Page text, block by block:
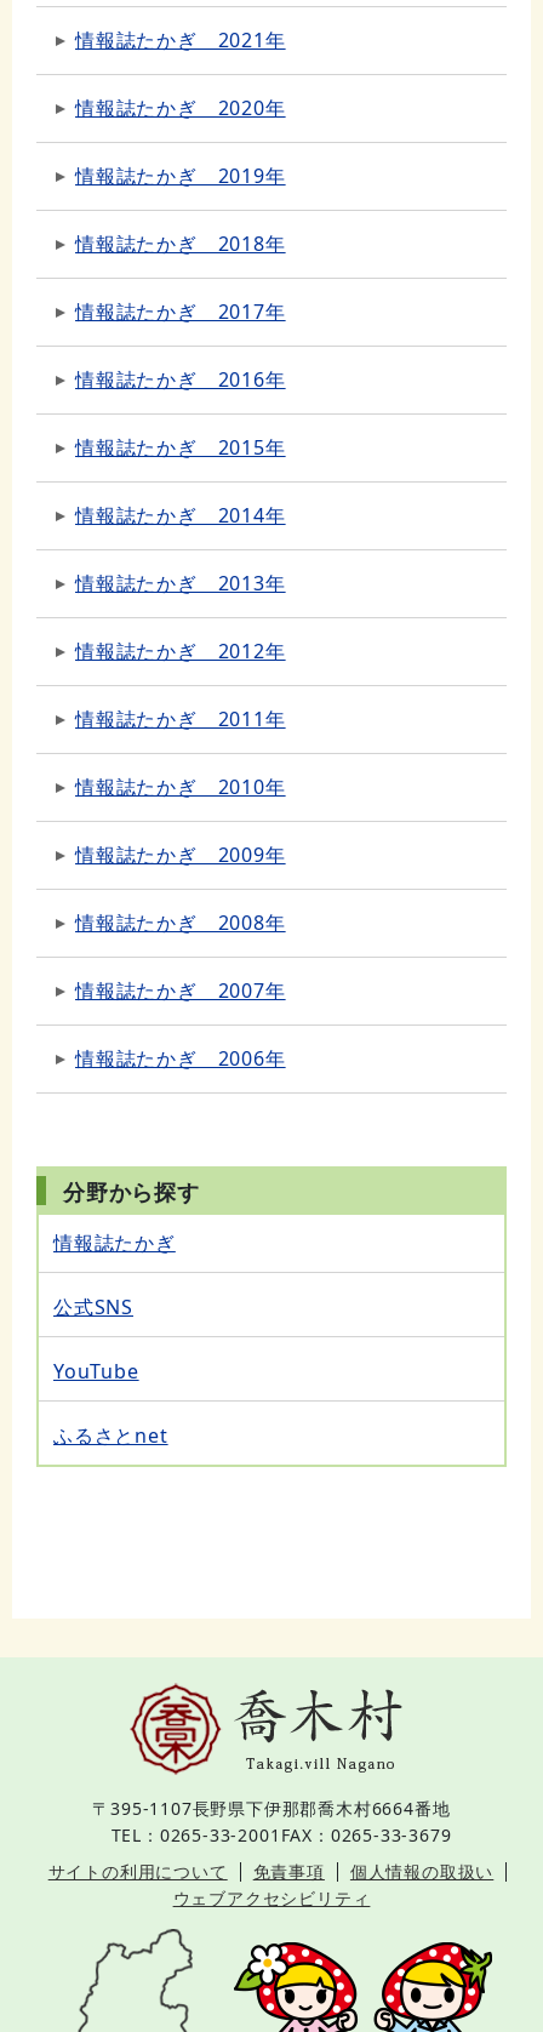
情報誌たかぎ 2021年
情報誌たかぎ 2020年
情報誌たかぎ 2019年
情報誌たかぎ 2018年
情報誌たかぎ 2017年
情報誌たかぎ 2016年
情報誌たかぎ 2015年
情報誌たかぎ 2014年
情報誌たかぎ 2013年
情報誌たかぎ 2012年
情報誌たかぎ 2011年
情報誌たかぎ 2010年
情報誌たかぎ 2009年
情報誌たかぎ 2008年
情報誌たかぎ 2007年
情報誌たかぎ 2006年
分野から探す
情報誌たかぎ
公式SNS
YouTube
ふるさとnet
〒395-1107長野県下伊那郡喬木村6664番地
TEL：0265-33-2001 FAX：0265-33-3679
サイトの利用について
免責事項
個人情報の取扱い
ウェブアクセシビリティ